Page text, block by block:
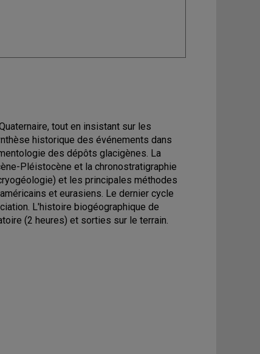
tout en insistant sur les
historique des événements dans
des dépôts glacigènes. La
Pléistocène et la chronostratigraphie
et les principales méthodes
et eurasiens. Le dernier cycle
L'histoire biogéographique de
(2 heures) et sorties sur le terrain.